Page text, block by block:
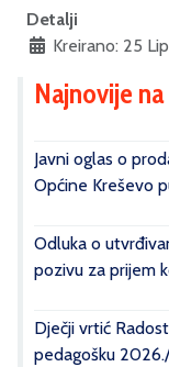
Detalji
Kreirano: 25
Najnovije
Javni oglas o
Općine Kreševo
Odluka o
pozivu za prijem
Dječji vrtić
pedagošku